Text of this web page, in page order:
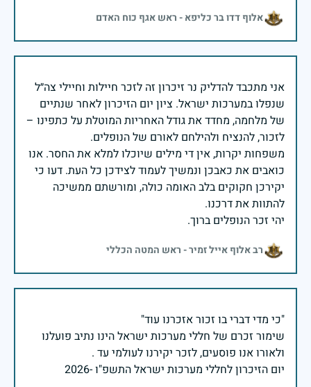
אלוף דדו בר כליפא - ראש אגף כוח האדם
אני מתכבד להדליק נר זיכרון זה לזכר חיילות וחיילי צה״ל
שנפלו במערכות ישראל. ציון יום הזיכרון לאחר שנתיים
של מלחמה, מחדד את גודל האחריות המוטלת על כתפינו –
משפחות יקרות, אין די מילים שיוכלו למלא את החסר. אנו
כואבים את כאבכן ונמשיך לעמוד לצידכן כל העת. דעו כי
יקירכן חקוקים בלב האומה כולה, ומורשתם ממשיכה
יהי זכר הנופלים ברוך.
רב אלוף אייל זמיר - ראש המטה הכללי
שימור זכרם של חללי מערכות ישראל הינו נתיב פועלנו
יום הזיכרון לחללי מערכות ישראל התשפ"ו -2026